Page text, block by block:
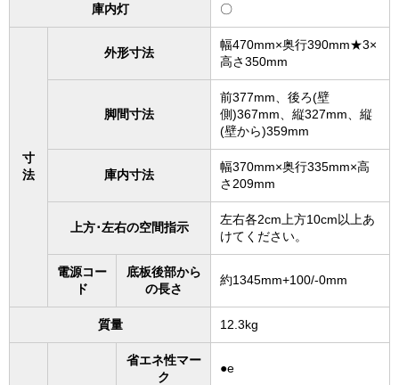
庫内灯 〇
寸
法
外形寸法
幅470mm×奥行390mm★3×
高さ350mm
脚間寸法
前377mm、後ろ(壁
側)367mm、縦327mm、縦
(壁から)359mm
庫内寸法
幅370mm×奥行335mm×高
さ209mm
上方･左右の空間指示
左右各2cm上方10cm以上あ
けてください。
電源コー
ド
底板後部から
の長さ
約1345mm+100/-0mm
質量 12.3kg
省エネ性マー
ク
●e